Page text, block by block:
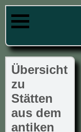
Übersicht
zu
Stätten
aus dem
antiken